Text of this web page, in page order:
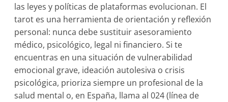
las leyes y políticas de plataformas evolucionan. El
tarot es una herramienta de orientación y reflexión
personal: nunca debe sustituir asesoramiento
médico, psicológico, legal ni financiero. Si te
encuentras en una situación de vulnerabilidad
emocional grave, ideación autolesiva o crisis
psicológica, prioriza siempre un profesional de la
salud mental o, en España, llama al 024 (línea de